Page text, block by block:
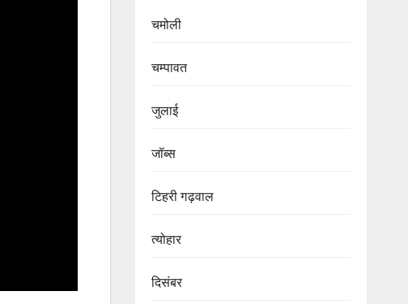
चमोली
चम्पावत
जुलाई
जॉब्स
टिहरी गढ़वाल
त्योहार
दिसंबर